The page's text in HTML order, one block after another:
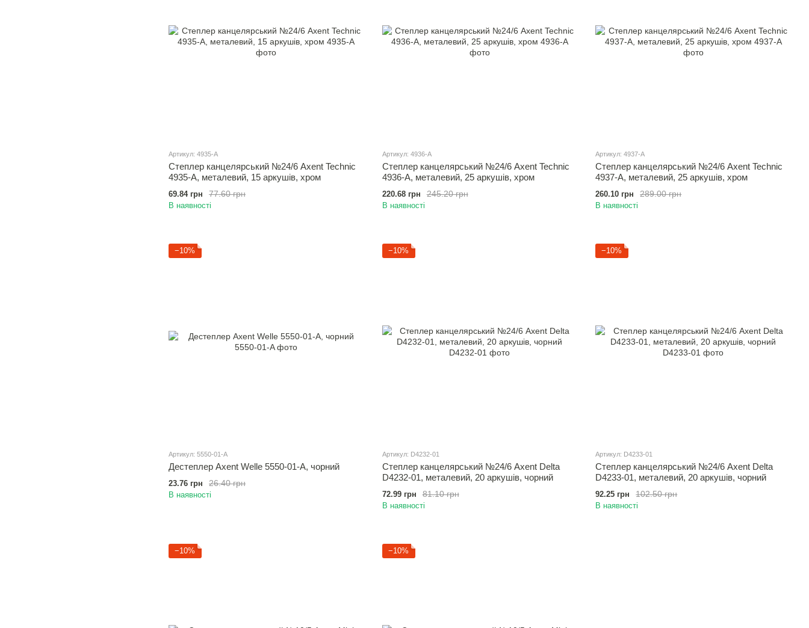
Артикул: 4935-A
Степлер канцелярський №24/6 Axent Technic
4935-A, металевий, 15 аркушів, хром
77.60 грн
69.84 грн
В наявності
Артикул: 4936-A
Степлер канцелярський №24/6 Axent Technic
4936-A, металевий, 25 аркушів, хром
245.20 грн
220.68 грн
В наявності
Артикул: 4937-A
Степлер канцелярський №24/6 Axent Technic
4937-A, металевий, 25 аркушів, хром
289.00 грн
260.10 грн
В наявності
−10%
Артикул: 5550-01-A
Дестеплер Axent Welle 5550-01-A, чорний
26.40 грн
23.76 грн
В наявності
−10%
Артикул: D4232-01
Степлер канцелярський №24/6 Axent Delta
D4232-01, металевий, 20 аркушів, чорний
81.10 грн
72.99 грн
В наявності
−10%
Артикул: D4233-01
Степлер канцелярський №24/6 Axent Delta
D4233-01, металевий, 20 аркушів, чорний
102.50 грн
92.25 грн
В наявності
−10% −10%